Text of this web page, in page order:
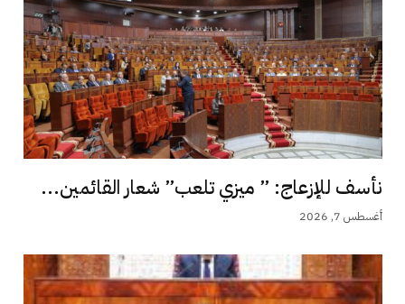
نأسف للإزعاج: ” ميزي تلعب” شعار القائمين...
أغسطس 7, 2026